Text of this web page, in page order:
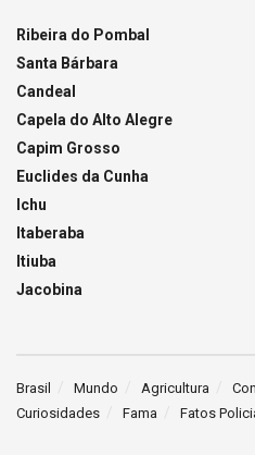
Ribeira do Pombal
Santa Bárbara
Candeal
Capela do Alto Alegre
Capim Grosso
Euclides da Cunha
Ichu
Itaberaba
Itiuba
Jacobina
Brasil Mundo Agricultura
Curiosidades
Fama Fatos